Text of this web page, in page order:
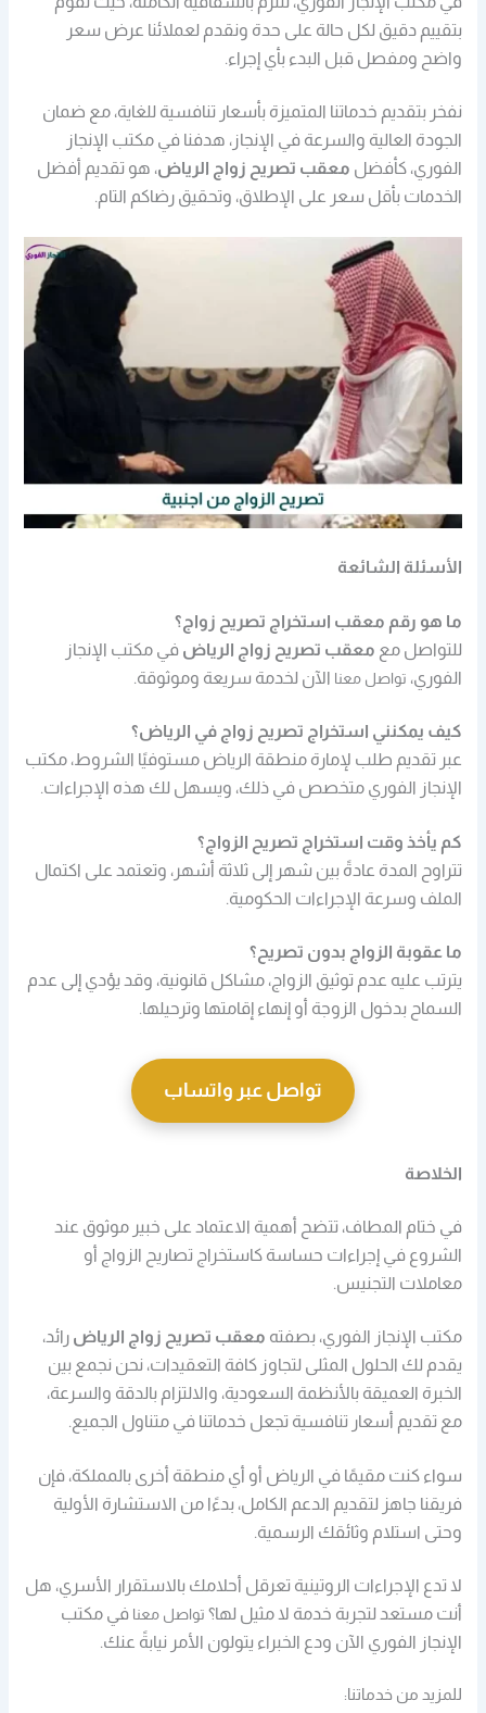
بتقييم دقيق لكل حالة على حدة ونقدم لعملائنا عرض سعر
واضح ومفصل قبل البدء بأي إجراء.
نفخر بتقديم خدماتنا المتميزة بأسعار تنافسية للغاية، مع ضمان
الجودة العالية والسرعة في الإنجاز، هدفنا في مكتب الإنجاز
الفوري، كأفضل معقب تصريح زواج الرياض، هو تقديم أفضل
الخدمات بأقل سعر على الإطلاق، وتحقيق رضاكم التام.
الأسئلة الشائعة
ما هو رقم معقب استخراج تصريح زواج؟
للتواصل مع معقب تصريح زواج الرياض في مكتب الإنجاز
الفوري، تواصل معنا الآن لخدمة سريعة وموثوقة.
كيف يمكنني استخراج تصريح زواج في الرياض؟
عبر تقديم طلب لإمارة منطقة الرياض مستوفيًا الشروط، مكتب
الإنجاز الفوري متخصص في ذلك، ويسهل لك هذه الإجراءات.
كم يأخذ وقت استخراج تصريح الزواج؟
تتراوح المدة عادةً بين شهر إلى ثلاثة أشهر، وتعتمد على اكتمال
الملف وسرعة الإجراءات الحكومية.
ما عقوبة الزواج بدون تصريح؟
يترتب عليه عدم توثيق الزواج، مشاكل قانونية، وقد يؤدي إلى عدم
السماح بدخول الزوجة أو إنهاء إقامتها وترحيلها.
تواصل عبر واتساب
الخلاصة
في ختام المطاف، تتضح أهمية الاعتماد على خبير موثوق عند
الشروع في إجراءات حساسة كاستخراج تصاريح الزواج أو
معاملات التجنيس.
مكتب الإنجاز الفوري، بصفته معقب تصريح زواج الرياض رائد،
يقدم لك الحلول المثلى لتجاوز كافة التعقيدات، نحن نجمع بين
الخبرة العميقة بالأنظمة السعودية، والالتزام بالدقة والسرعة،
مع تقديم أسعار تنافسية تجعل خدماتنا في متناول الجميع.
سواء كنت مقيمًا في الرياض أو أي منطقة أخرى بالمملكة، فإن
فريقنا جاهز لتقديم الدعم الكامل، بدءًا من الاستشارة الأولية
وحتى استلام وثائقك الرسمية.
لا تدع الإجراءات الروتينية تعرقل أحلامك بالاستقرار الأسري، هل
أنت مستعد لتجربة خدمة لا مثيل لها؟ تواصل معنا في مكتب
الإنجاز الفوري الآن ودع الخبراء يتولون الأمر نيابةً عنك.
للمزيد من خدماتنا: